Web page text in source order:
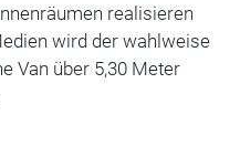
realisieren
wird der wahlweise
Van über 5,30 Meter